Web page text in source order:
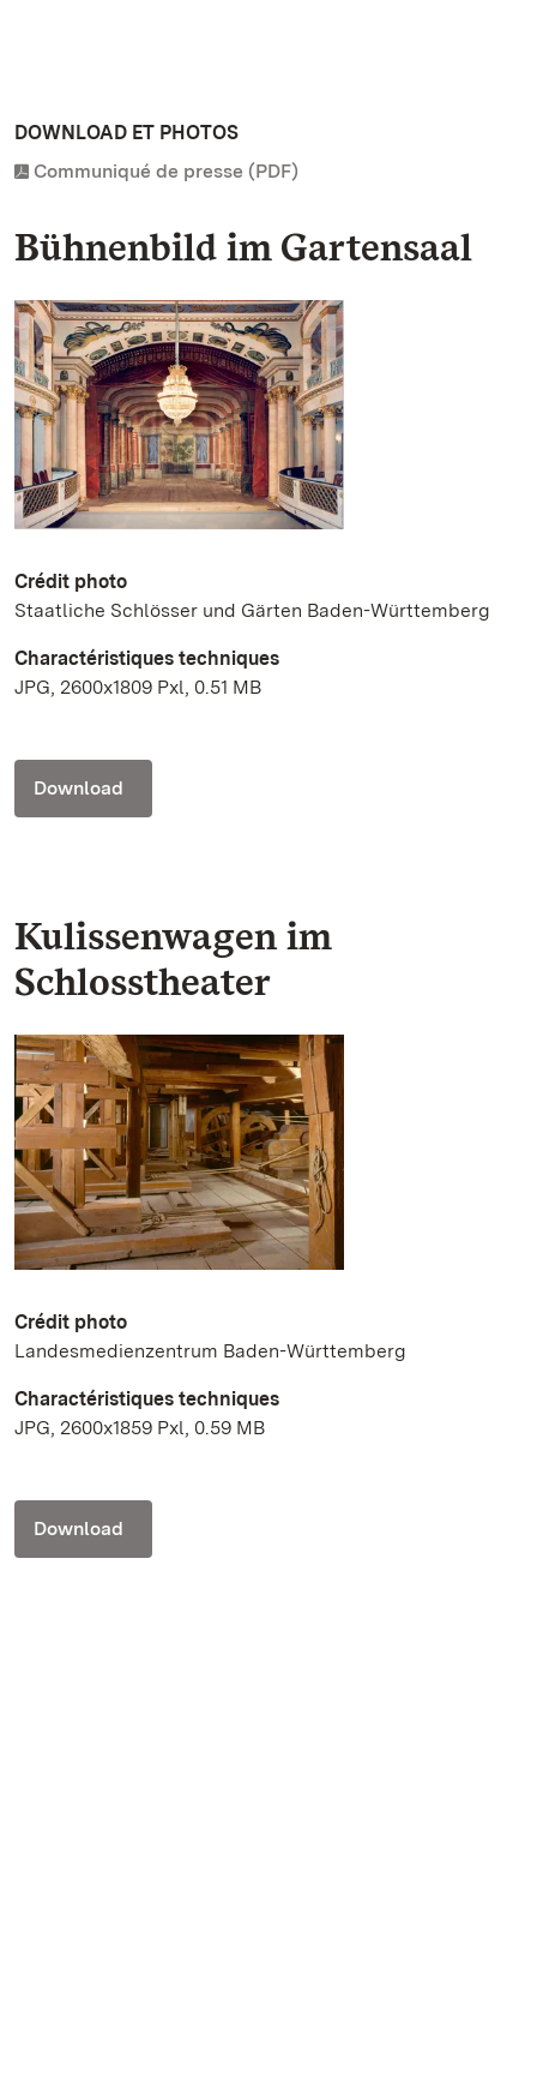
DOWNLOAD ET PHOTOS
Communiqué de presse (PDF)
Bühnenbild im Gartensaal
Crédit photo
Staatliche Schlösser und Gärten Baden-Württemberg
Charactéristiques techniques
JPG, 2600x1809 Pxl, 0.51 MB
Download
Kulissenwagen im
Schlosstheater
Crédit photo
Landesmedienzentrum Baden-Württemberg
Charactéristiques techniques
JPG, 2600x1859 Pxl, 0.59 MB
Download